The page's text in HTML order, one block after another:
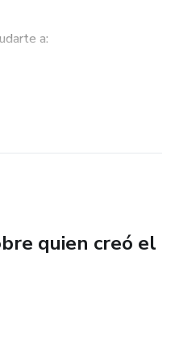
a:
financiera.
a cualquier edad
quien creó el